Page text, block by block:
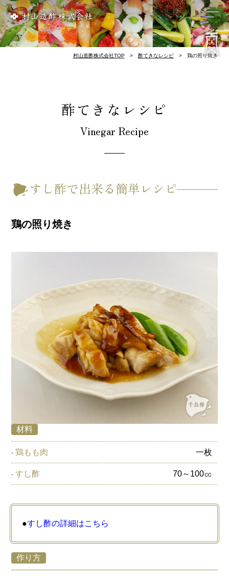
リンク集会社概要歴 史お酢づくり千鳥酢と南丹市料理屋様のレシピ酢てきなレシピ千鳥酢について
村山造酢株式会社TOP 酢てきなレシピ 鶏の照り焼き
酢てきなレシピ
Vinegar Recipe
すし酢で出来る簡単レシピ
鶏の照り焼き
材料
鶏もも肉 一枚
すし酢 70～100㏄
●すし酢の詳細はこちら
作り方